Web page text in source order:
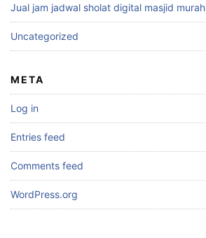
Jual jam jadwal sholat digital masjid murah
Uncategorized
META
Log in
Entries feed
Comments feed
WordPress.org